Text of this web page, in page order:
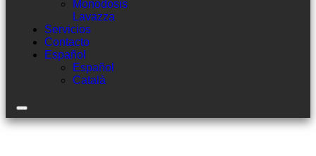
Monodosis
Lavazza
Servicios
Contacto
Español
Español
Català